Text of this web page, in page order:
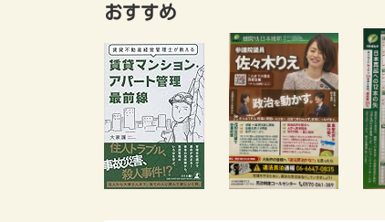
おすすめ